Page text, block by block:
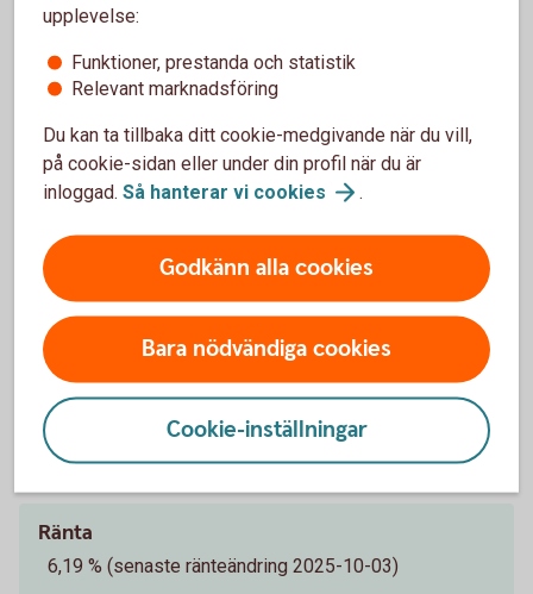
Så fungerar billån
Behöver jag vara kund för att få billån?
Vad krävs för att jag ska få billån?
Hur mycket får jag låna?
När får jag besked?
Pris och ränta Billån
Ränta
6,19 % (senaste ränteändring 2025-10-03)
upplevelse:
Funktioner, prestanda och statistik
Relevant marknadsföring
Du kan ta tillbaka ditt cookie-medgivande när du vill,
på cookie-sidan eller under din profil när du är
inloggad. Så hanterar vi cookies .
Godkänn alla cookies
Bara nödvändiga cookies
Cookie-inställningar